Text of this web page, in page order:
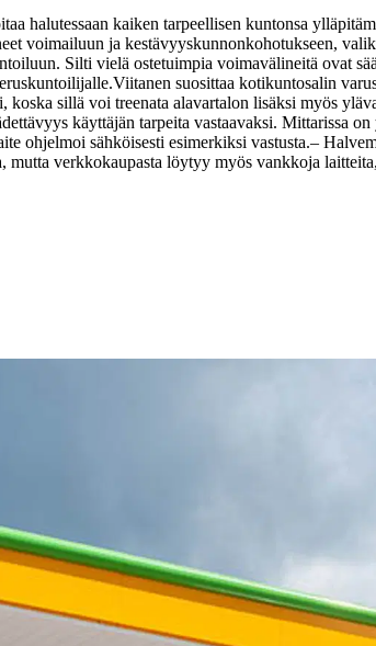
halutessaan kaiken tarpeellisen kuntonsa
voimailuun ja kestävyyskunnonkohotukseen,
Silti vielä ostetuimpia voimavälineitä ovat
Viitanen suosittaa kotikuntosalin
sillä voi treenata alavartalon lisäksi myös
käyttäjän tarpeita vastaavaksi. Mittarissa
ohjelmoi sähköisesti esimerkiksi vastusta.–
mutta verkkokaupasta löytyy myös vankkoja